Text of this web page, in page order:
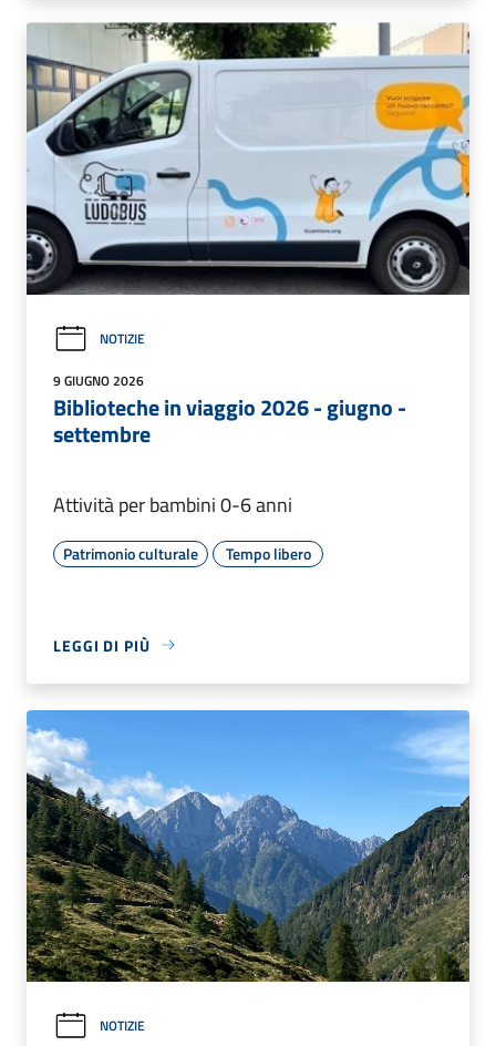
NOTIZIE
9 GIUGNO 2026
Biblioteche in viaggio 2026 - giugno -
settembre
Attività per bambini 0-6 anni
Patrimonio culturale Tempo libero
LEGGI DI PIÙ
NOTIZIE